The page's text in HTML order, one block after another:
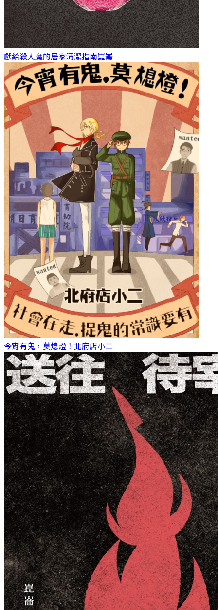
獻給殺人魔的居家清潔指南崑崙
今宵有鬼，莫熄燈！ 北府店小二